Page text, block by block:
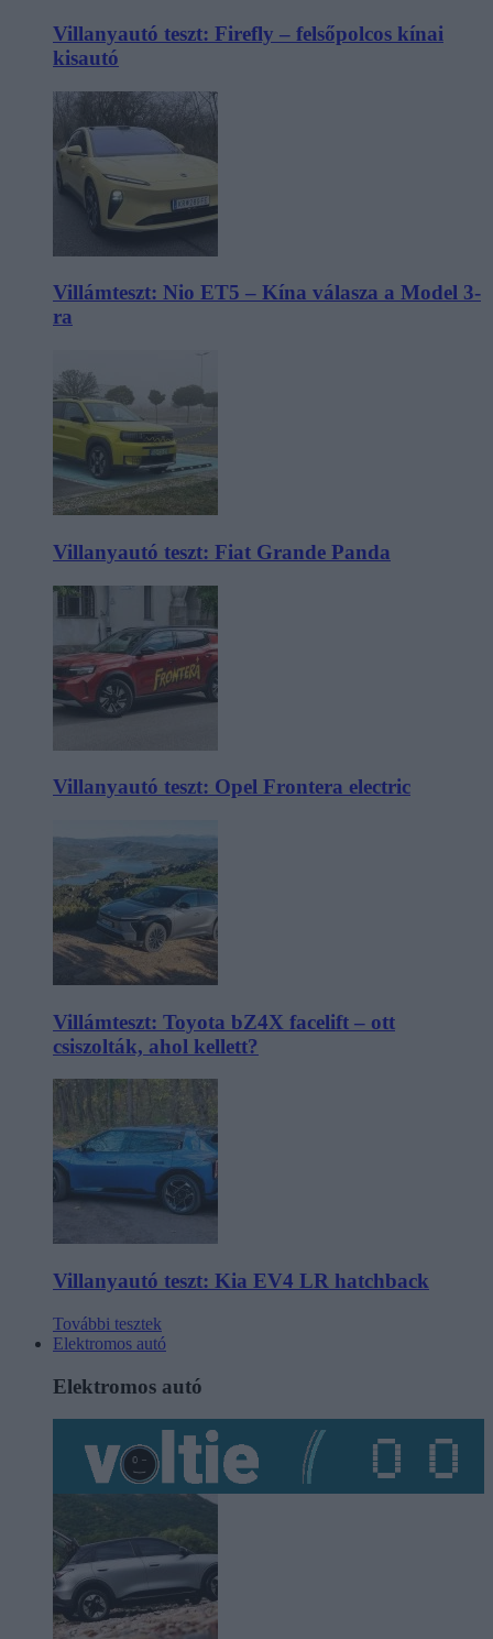
Villanyautó teszt: Firefly – felsőpolcos kínai
kisautó
Villámteszt: Nio ET5 – Kína válasza a Model 3-
ra
Villanyautó teszt: Fiat Grande Panda
Villanyautó teszt: Opel Frontera electric
Villámteszt: Toyota bZ4X facelift – ott
csiszolták, ahol kellett?
Villanyautó teszt: Kia EV4 LR hatchback
További tesztek
Elektromos autó
Elektromos autó